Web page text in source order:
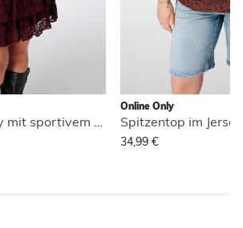
Online Only
Spitzentop im
34,99 €